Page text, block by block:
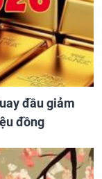
đầu giảm
đồng